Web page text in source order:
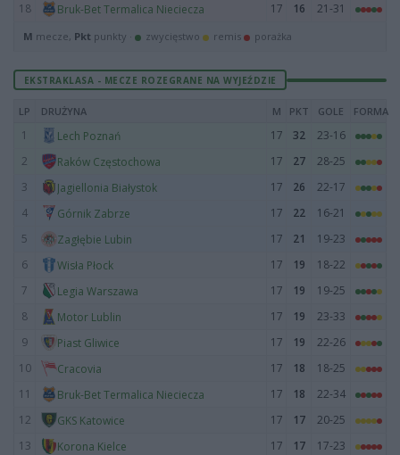
18
Bruk-Bet Termalica Nieciecza 17 16 21-31
M mecze, Pkt punkty · zwycięstwo remis porażka
EKSTRAKLASA - MECZE ROZEGRANE NA WYJEŹDZIE
LP DRUŻYNA M PKT GOLE FORMA
1 Lech Poznań 17 32
23-16
2
Raków Częstochowa 17 27
28-25
3
Jagiellonia Białystok 17 26
22-17
4
Górnik Zabrze 17 22
16-21
5
Zagłębie Lubin 17 21
19-23
6
Wisła Płock 17 19
18-22
7
Legia Warszawa 17 19
19-25
8
Motor Lublin 17 19
23-33
9
Piast Gliwice 17 19
22-26
10
Cracovia 17 18
18-25
11
Bruk-Bet Termalica Nieciecza 17 18
22-34
12
GKS Katowice 17 17
20-25
13
Korona Kielce 17 17
17-23